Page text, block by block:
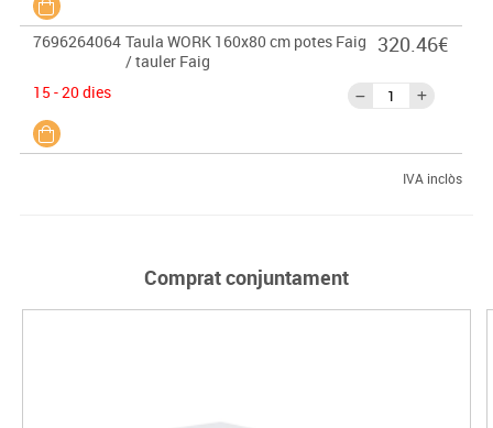
7696264064 Taula WORK 160x80 cm potes Faig
/ tauler Faig
15 - 20 dies
320.46€
IVA inclòs
Comprat conjuntament